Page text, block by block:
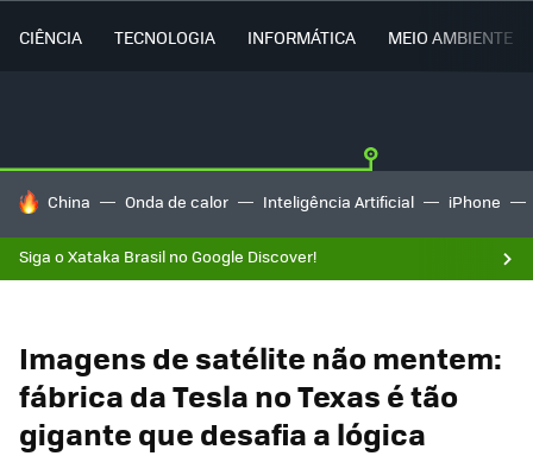
CIÊNCIA TECNOLOGIA INFORMÁTICA MEIO AMBIENTE
TENDÊNCIAS DO DIA
China Onda de calor Inteligência Artificial iPhone
Siga o Xataka Brasil no Google Discover!
Imagens de satélite não mentem:
fábrica da Tesla no Texas é tão
gigante que desafia a lógica